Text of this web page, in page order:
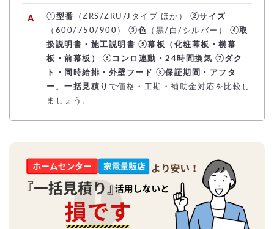
①型番 （ZRS/ZRU/Jタイプ ほか） ②サイズ
（600/750/900） ③色 （黒/白/シルバー） ④取
扱説明書・施工説明書 ⑤幕板（化粧幕板・横幕
板・前幕板）
⑥ コンロ連動・24時間換気 ⑦ダク
ト・同時給排・外壁フード ⑧保証期間・アフタ
ー 。 一括見積り で価格・工期・補助金対応を比較し
ましょう。